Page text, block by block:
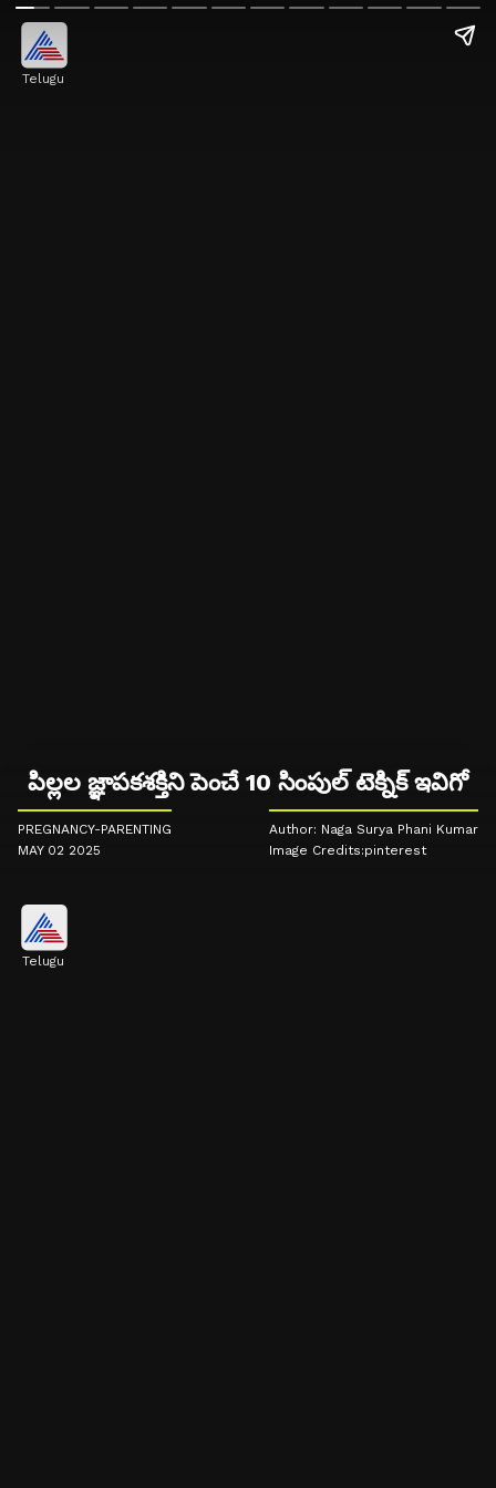
Telugu
పిల్లల జ్ఞాపకశక్తిని పెంచే 10 సింపుల్ టెక్నిక్ ఇవిగో
PREGNANCY-PARENTING
MAY 02 2025
Author: Naga Surya Phani Kumar
Image Credits:pinterest
Telugu